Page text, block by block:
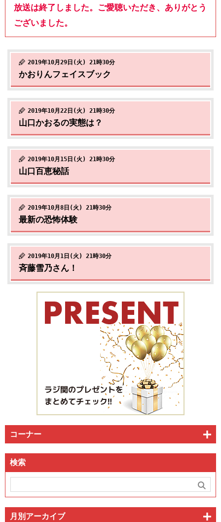
放送は終了しました。ご愛聴いただき、ありがとう
ございました。
2019年10月29日(火) 21時30分
かおりんフェイスブック
2019年10月22日(火) 21時30分
山口かおるの実態は？
2019年10月15日(火) 21時30分
山口百恵秘話
2019年10月8日(火) 21時30分
最新の恐怖体験
2019年10月1日(火) 21時30分
斉藤雪乃さん！
コーナー
検索
月別アーカイブ